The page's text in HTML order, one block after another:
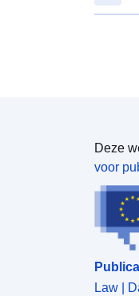
Deze
voor
Law |